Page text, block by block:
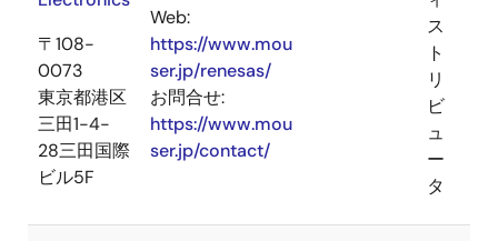
〒108-
0073
東京都港区
三田1-4-
28三田国際
ビル5F
Web:
https://www.mou
ser.jp/renesas/
お問合せ:
https://www.mou
ser.jp/contact/
ス
ト
リ
ビ
ュ
ー
タ